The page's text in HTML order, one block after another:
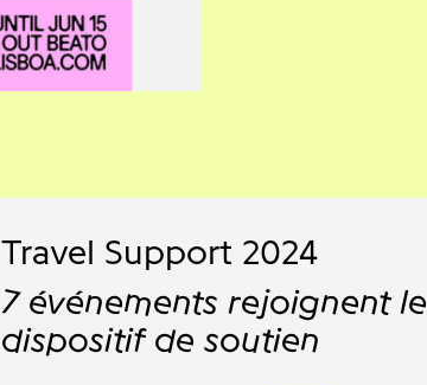
Travel Support 2024
7 événements rejoignent le
dispositif de soutien